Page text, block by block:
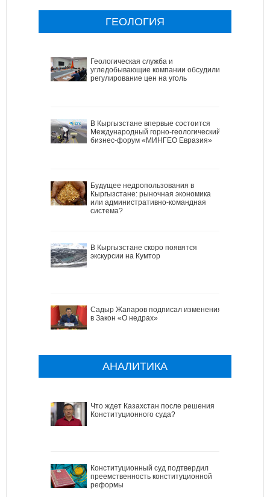
ГЕОЛОГИЯ
Геологическая служба и
угледобывающие компании обсудили
регулирование цен на уголь
В Кыргызстане впервые состоится
Международный горно-геологический
бизнес-форум «МИНГЕО Евразия»
Будущее недропользования в
Кыргызстане: рыночная экономика
или административно-командная
система?
В Кыргызстане скоро появятся
экскурсии на Кумтор
Садыр Жапаров подписал изменения
в Закон «О недрах»
АНАЛИТИКА
Что ждет Казахстан после решения
Конституционного суда?
Конституционный суд подтвердил
преемственность конституционной
реформы